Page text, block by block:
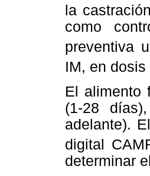
la
como
preventiva
IM, en
El alimento
(1-28
adelante).
digital
determinar